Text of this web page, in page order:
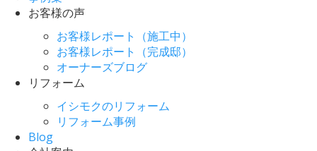
お客様の声
お客様レポート（施工中）
お客様レポート（完成邸）
オーナーズブログ
リフォーム
イシモクのリフォーム
リフォーム事例
Blog